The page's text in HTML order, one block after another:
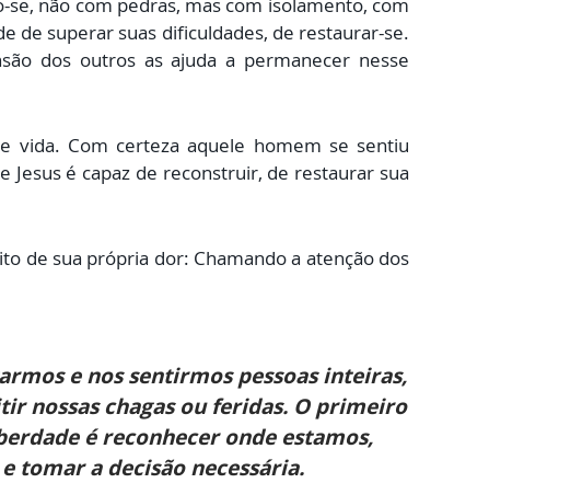
de superar suas dificuldades, de restaurar-se.
dos outros as ajuda a permanecer nesse
vida. Com certeza aquele homem se sentiu
é capaz de reconstruir, de restaurar sua
de sua própria dor: Chamando a atenção dos
e nos sentirmos pessoas inteiras,
nossas chagas ou feridas. O primeiro
é reconhecer onde estamos,
tomar a decisão necessária.